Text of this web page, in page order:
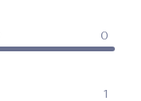
0
1